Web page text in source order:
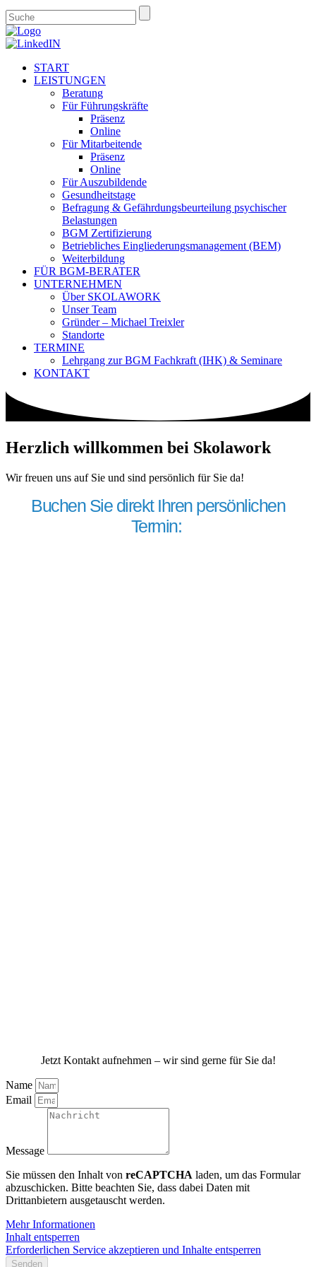
START
LEISTUNGEN
Beratung
Für Führungskräfte
Präsenz
Online
Für Mitarbeitende
Präsenz
Online
Für Auszubildende
Gesundheitstage
Befragung & Gefährdungsbeurteilung psychischer
Belastungen
BGM Zertifizierung
Betriebliches Eingliederungsmanagement (BEM)
Weiterbildung
FÜR BGM-BERATER
UNTERNEHMEN
Über SKOLAWORK
Unser Team
Gründer – Michael Treixler
Standorte
TERMINE
Lehrgang zur BGM Fachkraft (IHK) & Seminare
KONTAKT
Herzlich willkommen bei Skolawork
Wir freuen uns auf Sie und sind persönlich für Sie da!
Buchen Sie direkt Ihren persönlichen
Termin:
Jetzt Kontakt aufnehmen – wir sind gerne für Sie da!
Name
Email
Message
Sie müssen den Inhalt von reCAPTCHA laden, um das Formular
abzuschicken. Bitte beachten Sie, dass dabei Daten mit
Drittanbietern ausgetauscht werden.
Mehr Informationen
Inhalt entsperren
Erforderlichen Service akzeptieren und Inhalte entsperren
Senden